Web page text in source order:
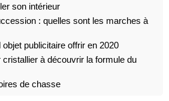
son intérieur
: quelles sont les marches à
objet publicitaire offrir en 2020
à découvrir la formule du
de chasse